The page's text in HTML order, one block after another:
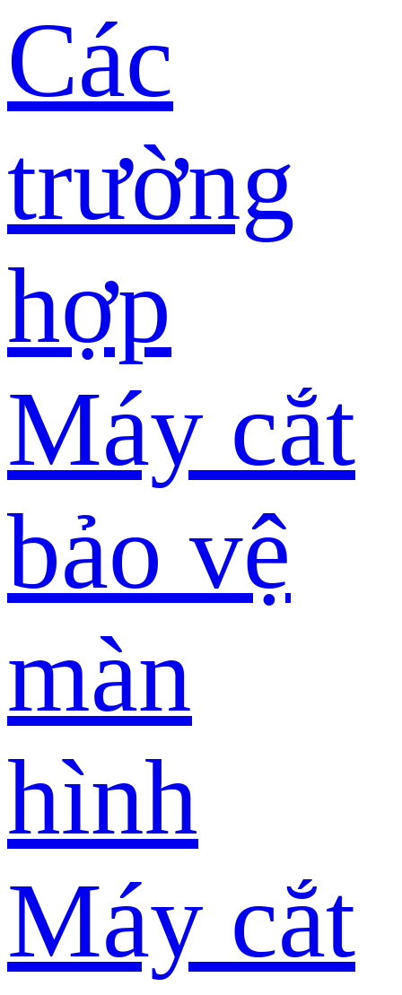
Các
trường
hợp
Máy cắt
bảo vệ
màn
hình
Máy cắt